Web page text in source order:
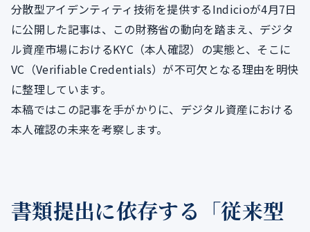
分散型アイデンティティ技術を提供するIndicioが4月7日
に公開した記事は、この財務省の動向を踏まえ、デジタ
ル資産市場におけるKYC（本人確認）の実態と、そこに
VC（Verifiable Credentials）が不可欠となる理由を明快
に整理しています。
本稿ではこの記事を手がかりに、デジタル資産における
本人確認の未来を考察します。
書類提出に依存する「従来型